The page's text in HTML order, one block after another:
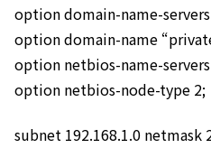
option domain-name-
option domain-name
option netbios-name-servers
option netbios-node-type 2;
subnet 192.168.1.0 netmask